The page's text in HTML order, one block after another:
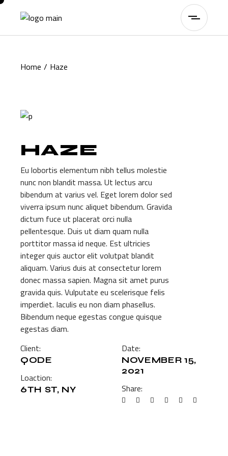
Skip
Home Haze
HAZE
Eu lobortis elementum nibh tellus molestie
nunc non blandit massa. Ut lectus arcu
bibendum at varius vel. Eget lorem dolor sed
viverra ipsum nunc aliquet bibendum. Gravida
dictum fuce ut placerat orci nulla
pellentesque. Duis ut diam quam nulla
porttitor massa id neque. Est ultricies
integer quis auctor elit volutpat blandit
aliquam. Varius duis at consectetur lorem
donec massa sapien. Magna sit amet purus
gravida quis. Vulputate eu scelerisque felis
imperdiet. Iaculis eu non diam phasellus.
Bibendum neque egestas congue quisque
egestas diam.
Client:
QODE
Loaction:
6TH ST, NY
Date:
NOVEMBER 15,
2021
Share: